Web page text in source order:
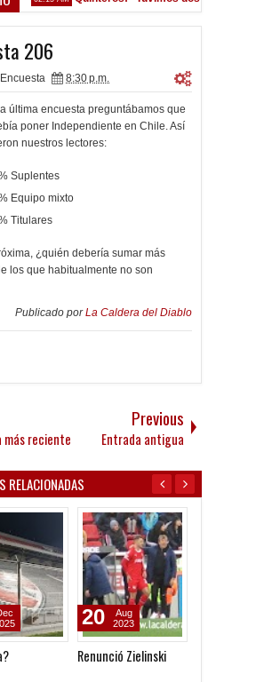
206
Encuesta 8:30 p.m.
última encuesta preguntábamos que
poner Independiente en Chile. Así
nuestros lectores:
Suplentes
Equipo mixto
Titulares
¿quién debería sumar más
los que habitualmente no son
Publicado porLa Caldera del Diablo
más reciente
Previous
Entrada antigua
RELACIONADAS
¿Zielinski debe
31
Jul
2023